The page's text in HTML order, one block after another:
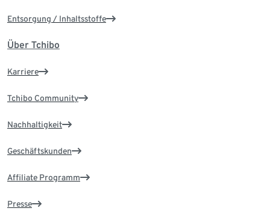
Entsorgung / Inhaltsstoffe
Über Tchibo
Karriere
Tchibo Community
Nachhaltigkeit
Geschäftskunden
Affiliate Programm
Presse